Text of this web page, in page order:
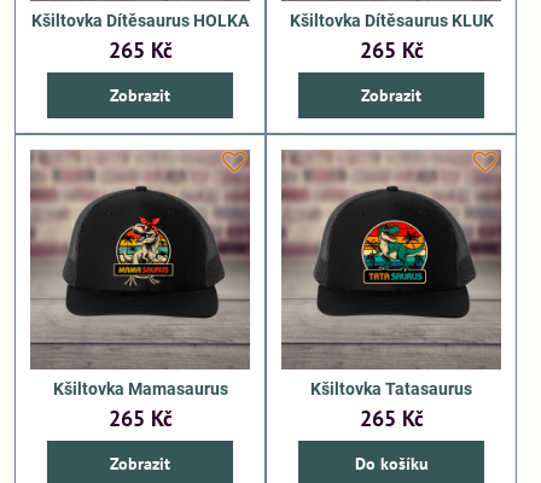
Kšiltovka Dítěsaurus HOLKA
265 Kč
Zobrazit
Kšiltovka Dítěsaurus KLUK
265 Kč
Zobrazit
Kšiltovka Mamasaurus
265 Kč
Zobrazit
Kšiltovka Tatasaurus
265 Kč
Do košíku